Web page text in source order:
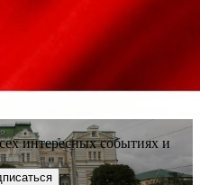
интересных событиях и